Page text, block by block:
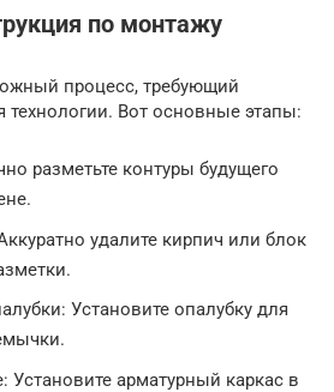
по монтажу
процесс, требующий
технологии. Вот основные этапы:
разметьте контуры будущего
удалите кирпич или блок
Установите опалубку для
Установите арматурный каркас в